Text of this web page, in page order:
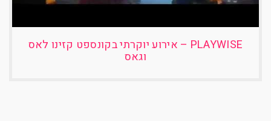
PLAYWISE – אירוע יוקרתי בקונספט קזינו לאס
וגאס